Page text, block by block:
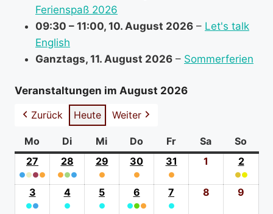
a
o
t
Ferienspaß 2026
09:30 – 11:00, 10. August 2026 – Let's talk
English
Ganztags, 11. August 2026 – Sommerferien
Veranstaltungen im August 2026
Zurück
Heute Weiter
Mo Montag
DiDienstag
Mi Mittwoch
DoDonnerstag
FrFreitag
Sa Samstag
So
27
Juli
●●●●
(4
event
28
Juli
●●●
(3
event
29
2026
●
(1
event
30
2026
●
(1
event
31
●
(1
event
1
August
2026
22.
●●
(2
3
August
●●
44.
August
●
5
August
●
6
August
●●●
7
●
8 9